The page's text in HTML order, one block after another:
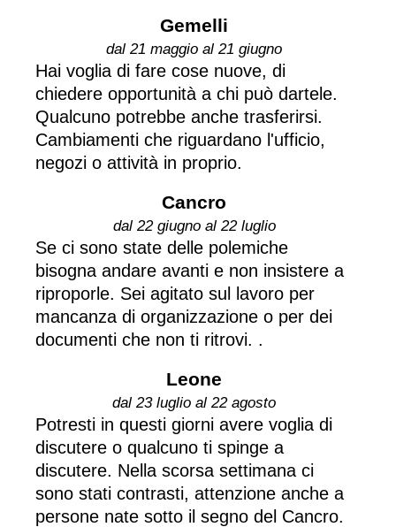
Gemelli
dal 21 maggio al 21 giugno
Hai voglia di fare cose nuove, di
chiedere opportunità a chi può dartele.
Qualcuno potrebbe anche trasferirsi.
Cambiamenti che riguardano l'ufficio,
negozi o attività in proprio.
Cancro
dal 22 giugno al 22 luglio
Se ci sono state delle polemiche
bisogna andare avanti e non insistere a
riproporle. Sei agitato sul lavoro per
mancanza di organizzazione o per dei
documenti che non ti ritrovi. .
Leone
dal 23 luglio al 22 agosto
Potresti in questi giorni avere voglia di
discutere o qualcuno ti spinge a
discutere. Nella scorsa settimana ci
sono stati contrasti, attenzione anche a
persone nate sotto il segno del Cancro.